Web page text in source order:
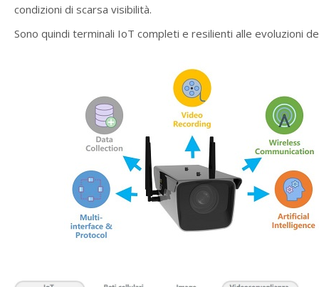
condizioni di scarsa visibilità.
Sono quindi terminali IoT completi e resilienti alle evoluzioni